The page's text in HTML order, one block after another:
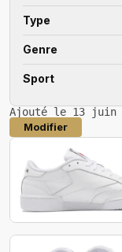
Type
Genre
Sport
Ajouté le 13 juin
Modifier